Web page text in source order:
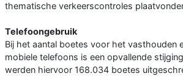
thematische verkeerscontroles
Telefoongebruik
Bij het aantal boetes voor het vasthouden
mobiele telefoons is een opvallende
werden hiervoor 168.034 boetes